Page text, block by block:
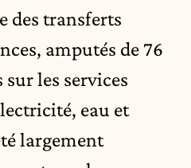
des transferts
amputés de 76
les services
eau et
largement